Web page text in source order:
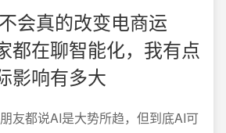
会真的改变电商运
都在聊智能化，我有点
影响有多大
友都说AI是大势所趋，但到底AI可